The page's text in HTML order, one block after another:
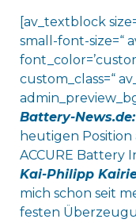
[av_textblock
small-font-size=“
custom_class=“
Battery-News.de:
heutigen Position
ACCURE Battery
Kai-Philipp
mich schon seit
festen